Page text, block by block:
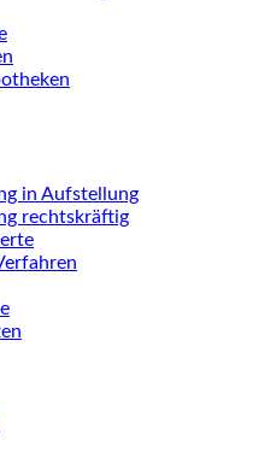
in Aufstellung
rechtskräftig